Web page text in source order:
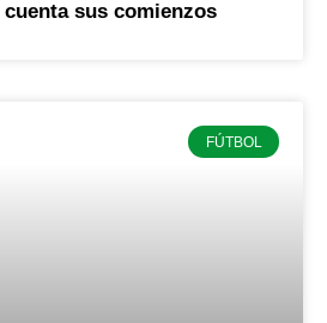
sus comienzos
FÚTBOL